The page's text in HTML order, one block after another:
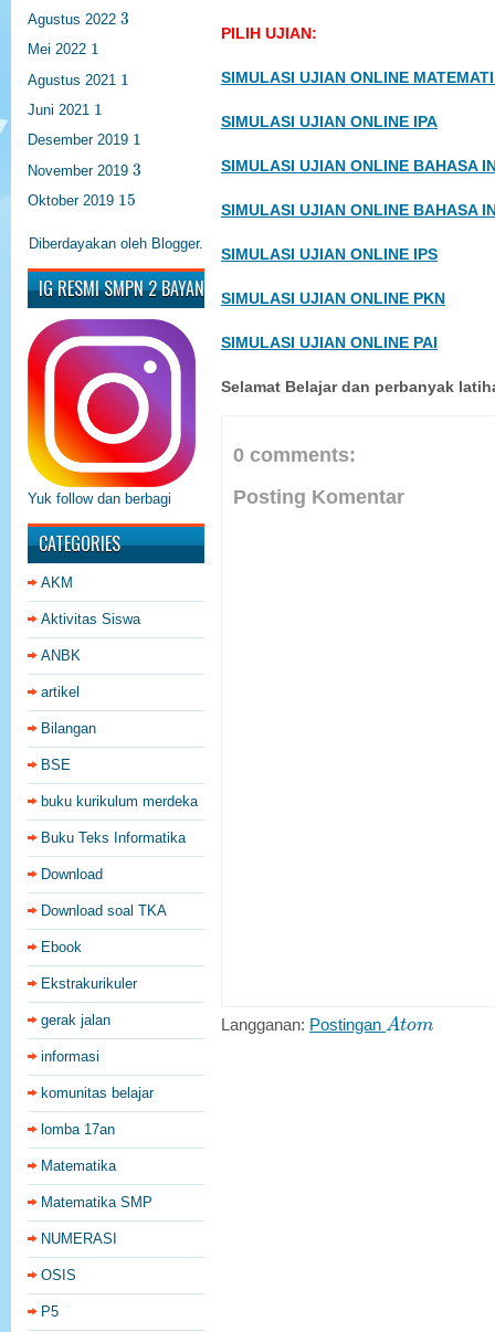
Agustus 2022 3
3
Mei 2022 1
1
Agustus 2021 1
1
Juni 2021 1
1
Desember 2019 1
1
November 2019 3
3
Oktober 2019 15
15
Diberdayakan oleh Blogger.
IG RESMI SMPN 2 BAYAN
Yuk follow dan berbagi
CATEGORIES
AKM
Aktivitas Siswa
ANBK
artikel
Bilangan
BSE
buku kurikulum merdeka
Buku Teks Informatika
Download
Download soal TKA
Ebook
Ekstrakurikuler
gerak jalan
informasi
komunitas belajar
lomba 17an
Matematika
Matematika SMP
NUMERASI
OSIS
P5
PILIH UJIAN:
SIMULASI UJIAN ONLINE
SIMULASI UJIAN ONLINE IPA
SIMULASI UJIAN ONLINE BAHASA
SIMULASI UJIAN ONLINE BAHASA
SIMULASI UJIAN ONLINE IPS
SIMULASI UJIAN ONLINE PKN
SIMULASI UJIAN ONLINE PAI
Selamat Belajar dan perbanyak
0 comments:
Posting Komentar
Langganan: Postingan Atom
A to